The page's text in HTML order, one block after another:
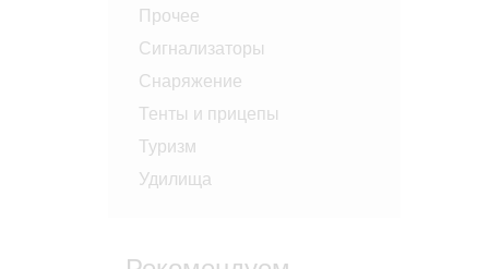
Прочее
Сигнализаторы
Снаряжение
Тенты и прицепы
Туризм
Удилища